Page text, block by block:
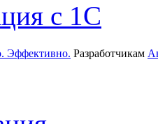
с 1С
Разработчикам